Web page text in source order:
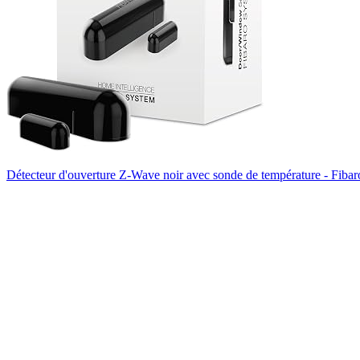
Détecteur d'ouverture Z-Wave noir avec sonde de température -